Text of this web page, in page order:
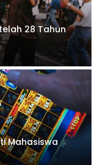
28 Tahun
Mahasiswa